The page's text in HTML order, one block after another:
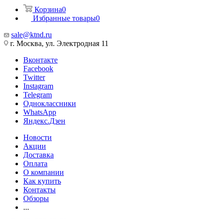
Корзина0
Избранные товары0
sale@ktnd.ru
г. Москва, ул. Электродная 11
Вконтакте
Facebook
Twitter
Instagram
Telegram
Одноклассники
WhatsApp
Яндекс.Дзен
Новости
Акции
Доставка
Оплата
О компании
Как купить
Контакты
Обзоры
...